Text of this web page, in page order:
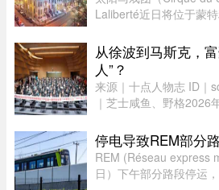
Laliberté近日将位于蒙
Mach，成交价达9300
兼首席执行官Vincent
从徐波到马斯克，
人”？
来源｜十点人物志 ID｜
｜芝士咸鱼、野格2026
列。两边站着照顾他们
幅。照片由多益网络官
停电导致REM部分
REM (Réseau express
日）下午部分路段停运